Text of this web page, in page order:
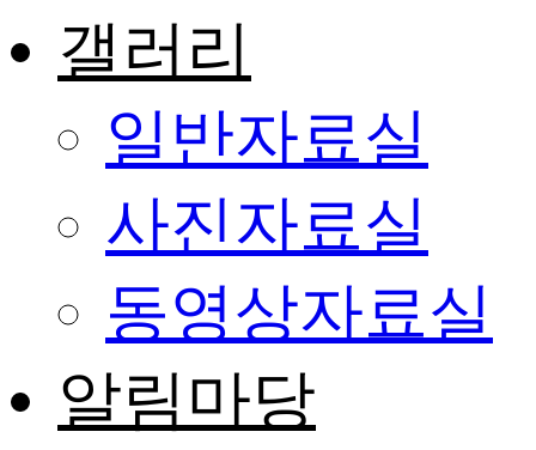
갤러리
일반자료실
사진자료실
동영상자료실
알림마당